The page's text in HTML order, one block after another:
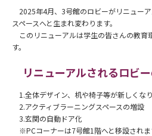
2025年4月、3号館のロビーがリニュー
スペースへと生まれ変わります。
このリニューアルは学生の皆さんの教育
す。
リニューアルされるロビ
1.全体デザイン、机や椅子等が新しくな
2.アクティブラーニングスペースの増設
3.玄関の自動ドア化
※PCコーナーは7号館1階へと移設されま